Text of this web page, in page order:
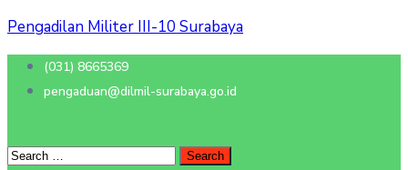
Pengadilan Militer III-10 Surabaya
(031) 8665369
pengaduan@dilmil-surabaya.go.id